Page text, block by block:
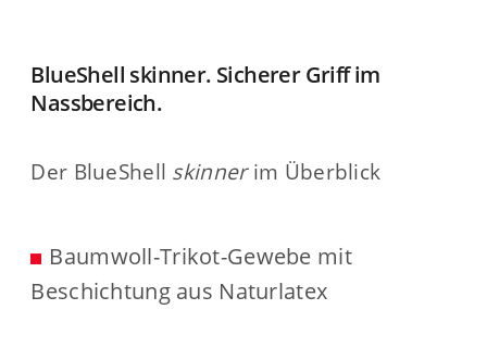
BlueShell skinner. Sicherer Griff im
Nassbereich.
Der BlueShell skinnerim Überblick
Baumwoll-Trikot-Gewebe mit
Beschichtung aus Naturlatex